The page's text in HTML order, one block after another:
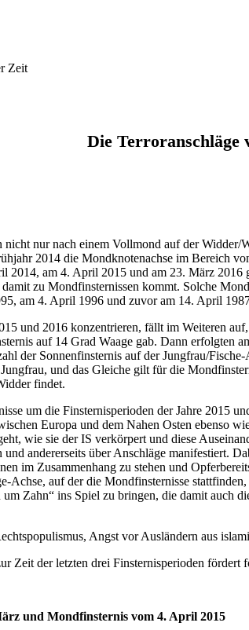
Zeit
Die Terroranschläge
nicht nur nach einem Vollmond auf der
2014 die Mondknotenachse im Bereich
2014, am 4. April 2015 und am 23. März
zu Mondfinsternissen kommt. Solche
am 4. April 1996 und zuvor am 14. April
und 2016 konzentrieren, fällt im Weiteren
auf 14 Grad Waage gab. Dann erfolgten
der Sonnenfinsternis auf der Jungfrau/
und das Gleiche gilt für die
findet.
um die Finsternisperioden der Jahre 2015
Europa und dem Nahen Osten ebenso
wie sie der IS verkörpert und diese
andererseits über Anschläge manifestiert.
im Zusammenhang zu stehen und
Achse, auf der die Mondfinsternisse
Zahn“ ins Spiel zu bringen, die damit auch
Angst vor Ausländern aus
Zeit der letzten drei Finsternisperioden fördert
und Mondfinsternis vom 4. April 2015